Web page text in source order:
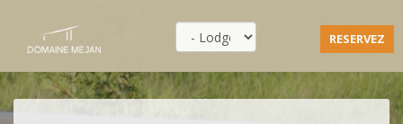
RESERVEZ